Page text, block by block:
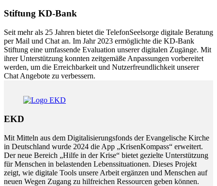
Stiftung KD-Bank
Seit mehr als 25 Jahren bietet die TelefonSeelsorge digitale Beratung
per Mail und Chat an. Im Jahr 2023 ermöglichte die KD-Bank
Stiftung eine umfassende Evaluation unserer digitalen Zugänge. Mit
ihrer Unterstützung konnten zeitgemäße Anpassungen vorbereitet
werden, um die Erreichbarkeit und Nutzerfreundlichkeit unserer
Chat Angebote zu verbessern.
EKD
Mit Mitteln aus dem Digitalisierungsfonds der Evangelische Kirche
in Deutschland wurde 2024 die App „KrisenKompass“ erweitert.
Der neue Bereich „Hilfe in der Krise“ bietet gezielte Unterstützung
für Menschen in belastenden Lebenssituationen. Dieses Projekt
zeigt, wie digitale Tools unsere Arbeit ergänzen und Menschen auf
neuen Wegen Zugang zu hilfreichen Ressourcen geben können.